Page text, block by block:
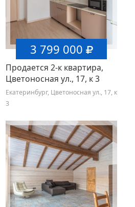
3 799 000
Продается 2-к квартира,
Цветоносная ул., 17, к 3
Екатеринбург, Цветоносная ул., 17, к
3